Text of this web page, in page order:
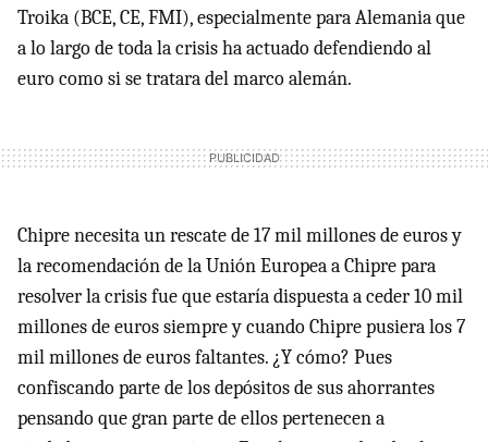
Troika (BCE, CE, FMI), especialmente para Alemania que
a lo largo de toda la crisis ha actuado defendiendo al
euro como si se tratara del marco alemán.
Chipre necesita un rescate de 17 mil millones de euros y
la recomendación de la Unión Europea a Chipre para
resolver la crisis fue que estaría dispuesta a ceder 10 mil
millones de euros siempre y cuando Chipre pusiera los 7
mil millones de euros faltantes. ¿Y cómo? Pues
confiscando parte de los depósitos de sus ahorrantes
pensando que gran parte de ellos pertenecen a